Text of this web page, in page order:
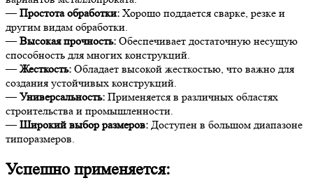
—Простота обработки: Хорошо поддается сварке, резке и
другим видам обработки.
—Высокая прочность: Обеспечивает достаточную несущую
способность для многих конструкций.
—Жесткость: Обладает высокой жесткостью, что важно для
создания устойчивых конструкций.
—Универсальность: Применяется в различных областях
строительства и промышленности.
—Широкий выбор размеров: Доступен в большом диапазоне
типоразмеров.
Успешно применяется: